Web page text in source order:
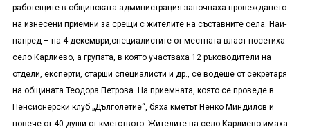
работещите в общинската администрация започнаха провеждането
на изнесени приемни за срещи с жителите на съставните села. Най-
напред – на 4 декември,специалистите от местната власт посетиха
село Карлиево, а групата, в която участваха 12 ръководители на
отдели, експерти, старши специалисти и др., се водеше от секретаря
на общината Теодора Петрова. На приемната, която се проведе в
Пенсионерски клуб „Дълголетие“, бяха кметът Ненко Миндилов и
повече от 40 души от кметството. Жителите на село Карлиево имаха